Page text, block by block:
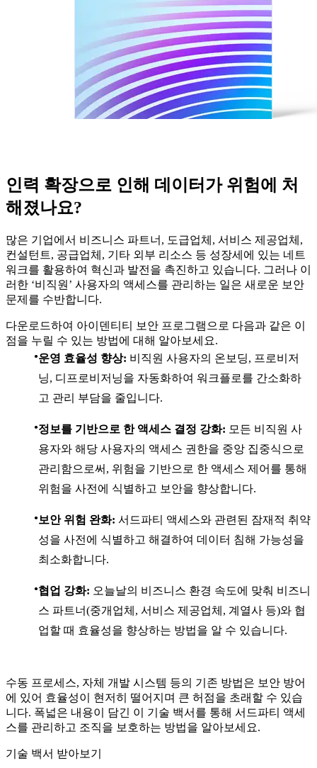
인력 확장으로 인해 데이터가 위험에 처
해졌나요?
많은 기업에서 비즈니스 파트너, 도급업체, 서비스 제공업체,
컨설턴트, 공급업체, 기타 외부 리소스 등 성장세에 있는 네트
워크를 활용하여 혁신과 발전을 촉진하고 있습니다. 그러나 이
러한 ‘비직원’ 사용자의 액세스를 관리하는 일은 새로운 보안
문제를 수반합니다.
다운로드하여 아이덴티티 보안 프로그램으로 다음과 같은 이
점을 누릴 수 있는 방법에 대해 알아보세요.
운영 효율성 향상: 비직원 사용자의 온보딩, 프로비저
닝, 디프로비저닝을 자동화하여 워크플로를 간소화하
고 관리 부담을 줄입니다.
정보를 기반으로 한 액세스 결정 강화: 모든 비직원 사
용자와 해당 사용자의 액세스 권한을 중앙 집중식으로
관리함으로써, 위험을 기반으로 한 액세스 제어를 통해
위험을 사전에 식별하고 보안을 향상합니다.
보안 위험 완화: 서드파티 액세스와 관련된 잠재적 취약
성을 사전에 식별하고 해결하여 데이터 침해 가능성을
최소화합니다.
협업 강화: 오늘날의 비즈니스 환경 속도에 맞춰 비즈니
스 파트너(중개업체, 서비스 제공업체, 계열사 등)와 협
업할 때 효율성을 향상하는 방법을 알 수 있습니다.
수동 프로세스, 자체 개발 시스템 등의 기존 방법은 보안 방어
에 있어 효율성이 현저히 떨어지며 큰 허점을 초래할 수 있습
니다. 폭넓은 내용이 담긴 이 기술 백서를 통해 서드파티 액세
스를 관리하고 조직을 보호하는 방법을 알아보세요.
기술 백서 받아보기